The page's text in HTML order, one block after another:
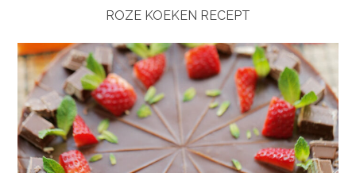
ROZE KOEKEN RECEPT